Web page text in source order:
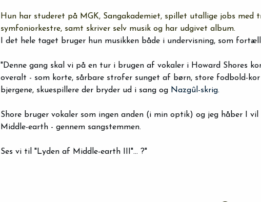
Hun har studeret på MGK, Sangakademiet, spillet utallige jobs med
symfoniorkestre, samt skriver selv musik og har udgivet album.
I det hele taget bruger hun musikken både i undervisning, som
"Denne gang skal vi på en tur i brugen af vokaler i Howard Shores
overalt - som korte, sårbare strofer sunget af børn, store fodbold-
bjergene, skuespillere der bryder ud i sang og Nazgûl-skrig.
Shore bruger vokaler som ingen anden (i min optik) og jeg håber I vil
Middle-earth - gennem sangstemmen.
Ses vi til "Lyden af Middle-earth III"... ?"